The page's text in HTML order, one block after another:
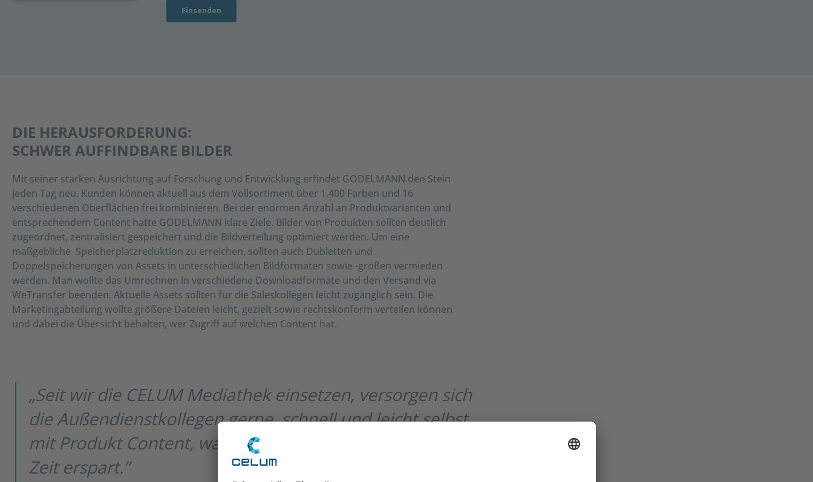
DIE HERAUSFORDERUNG:
SCHWER AUFFINDBARE BILDER
Mit seiner starken Ausrichtung auf Forschung und Entwicklung erfindet GODELMANN den Stein
jeden Tag neu. Kunden können aktuell aus dem Vollsortiment über 1.400 Farben und 16
verschiedenen Oberflächen frei kombinieren. Bei der enormen Anzahl an Produktvarianten und
entsprechendem Content hatte GODELMANN klare Ziele. Bilder von Produkten sollten deutlich
zugeordnet, zentralisiert gespeichert und die Bildverteilung optimiert werden. Um eine
maßgebliche Speicherplatzreduktion zu erreichen, sollten auch Dubletten und
Doppelspeicherungen von Assets in unterschiedlichen Bildformaten sowie -größen vermieden
werden. Man wollte das Umrechnen in verschiedene Downloadformate und den Versand via
WeTransfer beenden. Aktuelle Assets sollten für die Saleskollegen leicht zugänglich sein. Die
Marketingabteilung wollte größere Dateien leicht, gezielt sowie rechtskonform verteilen können
und dabei die Übersicht behalten, wer Zugriff auf welchen Content hat.
„Seit wir die CELUM Mediathek einsetzen, versorgen sich
die Außendienstkollegen gerne, schnell und leicht selbst
mit Produkt Content, was unserem Marketingteam viel
Zeit erspart.”